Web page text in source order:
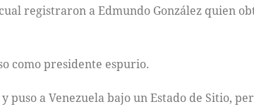
registraron a Edmundo González quien
como presidente espurio.
puso a Venezuela bajo un Estado de Sitio,